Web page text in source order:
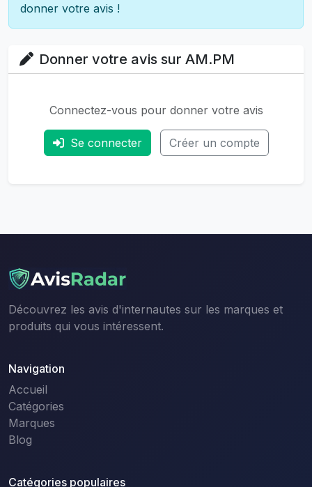
donner votre avis !
Donner votre avis sur AM.PM
Connectez-vous pour donner votre avis
Se connecter Créer un compte
Découvrez les avis d'internautes sur les marques et
produits qui vous intéressent.
Navigation
Accueil
Catégories
Marques
Blog
Catégories populaires